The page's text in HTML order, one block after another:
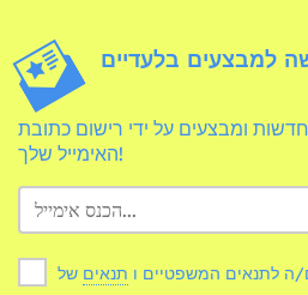
ומבצעים על ידי רישום כתובת
האימייל שלך!
ה לתנאים המשפטיים ו תנאים